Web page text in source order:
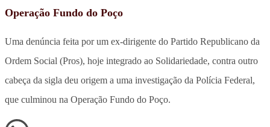
Operação Fundo do Poço
Uma denúncia feita por um ex-dirigente do Partido Republicano da
Ordem Social (Pros), hoje integrado ao Solidariedade, contra outro
cabeça da sigla deu origem a uma investigação da Polícia Federal,
que culminou na Operação Fundo do Poço.